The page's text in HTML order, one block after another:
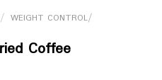
/ WEIGHT CONTROL/
Coffee